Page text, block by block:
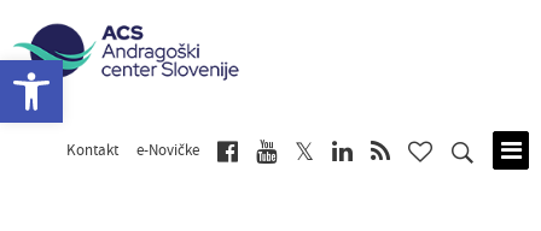
Kontakt e-Novičke
Open toolbar